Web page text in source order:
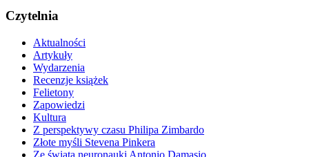
Czytelnia
Aktualności
Artykuły
Wydarzenia
Recenzje książek
Felietony
Zapowiedzi
Kultura
Z perspektywy czasu Philipa Zimbardo
Złote myśli Stevena Pinkera
Ze świata neuronauki Antonio Damasio